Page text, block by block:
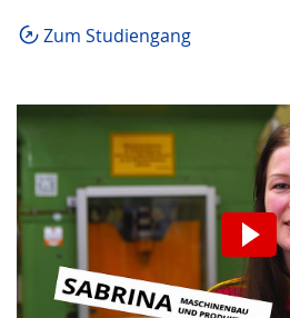
Zum Studiengang
Wir möchten Sie
hinweisen, dass
Aktivierung Daten